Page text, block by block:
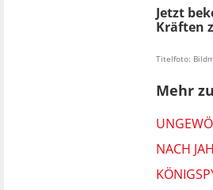
Jetzt
Kräften
Titelfoto:
Mehr
NACH